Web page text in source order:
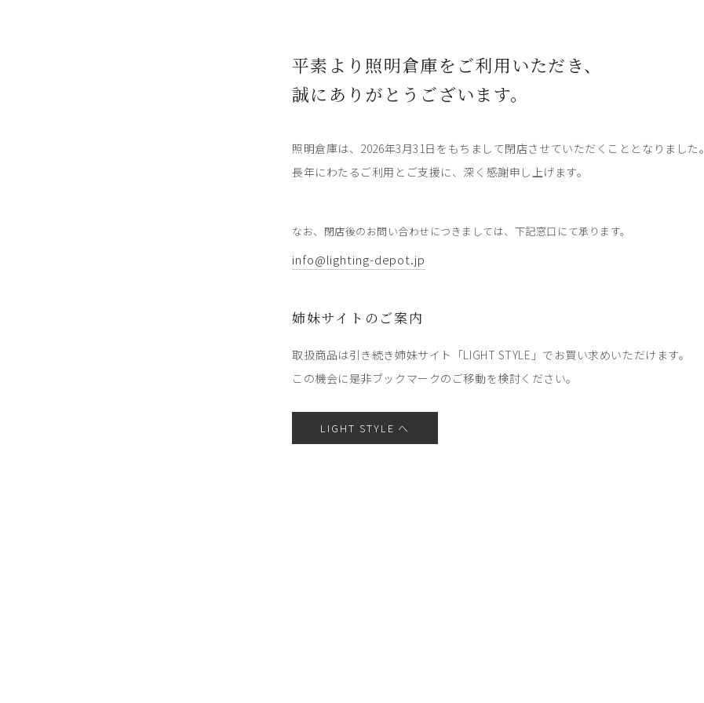
平素より照明倉庫をご利用いただき、
誠にありがとうございます。
照明倉庫は、2026年3月31日をもちまして閉店させていただくこととなりました。
長年にわたるご利用とご支援に、深く感謝申し上げます。
なお、閉店後のお問い合わせにつきましては、下記窓口にて承ります。
info@lighting-depot.jp
姉妹サイトのご案内
取扱商品は引き続き姉妹サイト「LIGHT STYLE」でお買い求めいただけます。
この機会に是非ブックマークのご移動を検討ください。
LIGHT STYLE へ